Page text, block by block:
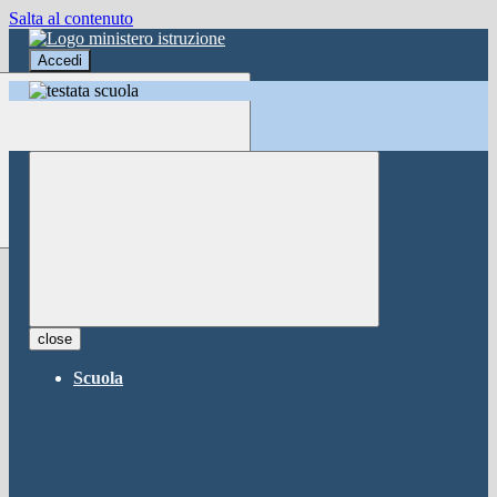
Salta al contenuto
Accedi
Accedi
button close ×
close
Scuola